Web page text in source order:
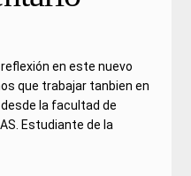
en este nuevo
que trabajar tanbien en
la facultad de
Estudiante de la